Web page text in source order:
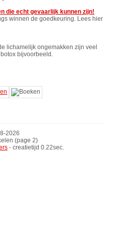
die echt gevaarlijk kunnen zijn!
winnen de goedkeuring. Lees hier
lichamelijk ongemakken zijn veel
bijvoorbeeld.
2026
(page 2)
- creatietijd 0.22sec.